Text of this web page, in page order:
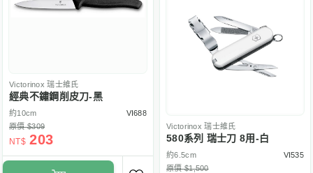
Victorinox 瑞士維氏
經典不鏽鋼削皮刀-黑
約10cm
VI688
原價 $309
NT$ 203
Victorinox 瑞士維氏
580系列 瑞士刀 8用-白
約6.5cm
VI535
原價 $1,500